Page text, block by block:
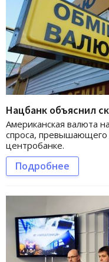
Нацбанк объяснил
Американская валюта
спроса, превышающего
центробанке.
Подробнее